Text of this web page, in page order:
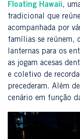
Floating Hawaii,
tradicional que
acompanhada por
famílias se reúnem,
lanternas para os
as jogam acesas
e coletivo de
precederam. Além
cenário em função